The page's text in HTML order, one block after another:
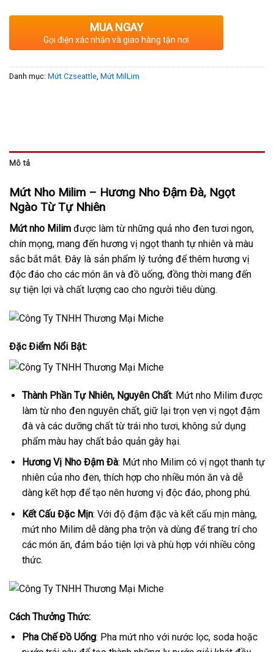
MUA NGAY
Gọi điện xác nhận và giao hàng tận nơi
Danh mục: Mứt Czseattle Mứt MilLim
Mô tả
Mứt Nho Milim – Hương Nho Đậm Đà, Ngọt
Ngào Từ Tự Nhiên
Mứt nho Milim được làm từ những quả nho đen tươi ngon,
chín mọng, mang đến hương vị ngọt thanh tự nhiên và màu
sắc bắt mắt. Đây là sản phẩm lý tưởng để thêm hương vị
độc đáo cho các món ăn và đồ uống, đồng thời mang đến
sự tiện lợi và chất lượng cao cho người tiêu dùng.
Đặc Điểm Nổi Bật:
Thành Phần Tự Nhiên, Nguyên Chất: Mứt nho Milim được
làm từ nho đen nguyên chất, giữ lại trọn vẹn vị ngọt đậm
đà và các dưỡng chất từ trái nho tươi, không sử dụng
phẩm màu hay chất bảo quản gây hại.
Hương Vị Nho Đậm Đà: Mứt nho Milim có vị ngọt thanh tự
nhiên của nho đen, thích hợp cho nhiều món ăn và dễ
dàng kết hợp để tạo nên hương vị độc đáo, phong phú.
Kết Cấu Đặc Mịn: Với độ đậm đặc và kết cấu mịn màng,
mứt nho Milim dễ dàng pha trộn và dùng để trang trí cho
các món ăn, đảm bảo tiện lợi và phù hợp với nhiều công
thức.
Cách Thưởng Thức:
Pha Chế Đồ Uống: Pha mứt nho với nước lọc, soda hoặc